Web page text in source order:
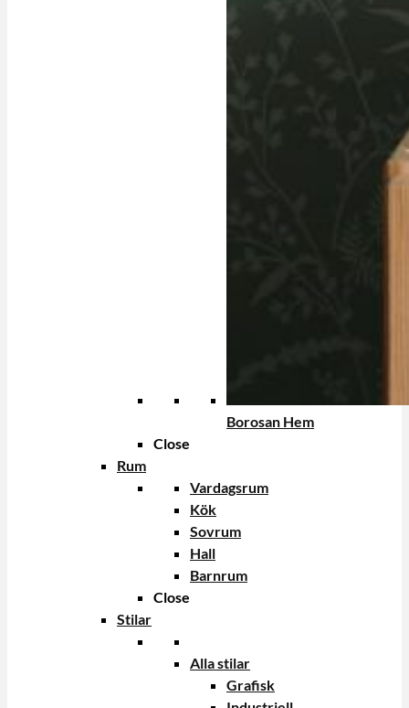
Borosan Hem
Close
Rum
Vardagsrum
Kök
Sovrum
Hall
Barnrum
Close
Stilar
Alla stilar
Grafisk